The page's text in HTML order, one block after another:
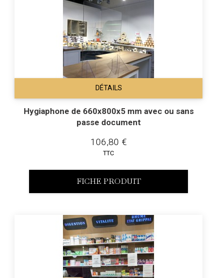
DÉTAILS
Hygiaphone de 660x800x5 mm avec ou sans
passe document
106,80 €
TTC
FICHE PRODUIT